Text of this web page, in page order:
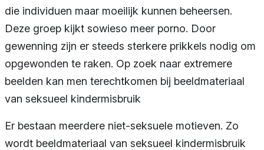
die individuen maar moeilijk kunnen beheersen.
Deze groep kijkt sowieso meer porno. Door
gewenning zijn er steeds sterkere prikkels nodig om
opgewonden te raken. Op zoek naar extremere
beelden kan men terechtkomen bij beeldmateriaal
van seksueel kindermisbruik
Er bestaan meerdere niet-seksuele motieven. Zo
wordt beeldmateriaal van seksueel kindermisbruik